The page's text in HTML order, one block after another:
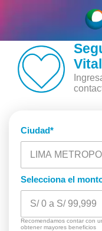
Ciudad*
Selecciona el
Recomendamos contar con
obtener mayores beneficios